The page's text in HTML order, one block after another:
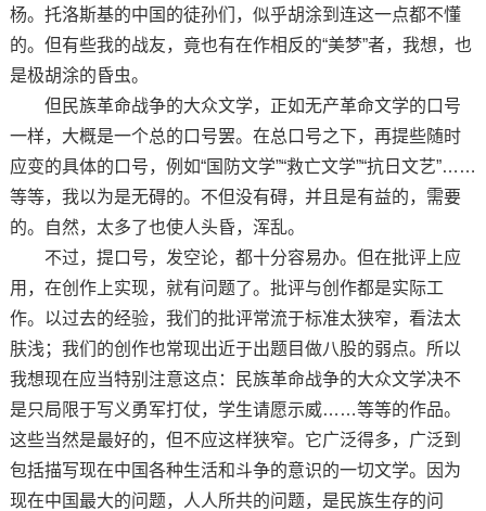
杨。托洛斯基的中国的徒孙们，似乎胡涂到连这一点都不懂
的。但有些我的战友，竟也有在作相反的“美梦”者，我想，也
是极胡涂的昏虫。
但民族革命战争的大众文学，正如无产革命文学的口号
一样，大概是一个总的口号罢。在总口号之下，再提些随时
应变的具体的口号，例如“国防文学”“救亡文学”“抗日文艺”……
等等，我以为是无碍的。不但没有碍，并且是有益的，需要
的。自然，太多了也使人头昏，浑乱。
不过，提口号，发空论，都十分容易办。但在批评上应
用，在创作上实现，就有问题了。批评与创作都是实际工
作。以过去的经验，我们的批评常流于标准太狭窄，看法太
肤浅；我们的创作也常现出近于出题目做八股的弱点。所以
我想现在应当特别注意这点：民族革命战争的大众文学决不
是只局限于写义勇军打仗，学生请愿示威……等等的作品。
这些当然是最好的，但不应这样狭窄。它广泛得多，广泛到
包括描写现在中国各种生活和斗争的意识的一切文学。因为
现在中国最大的问题，人人所共的问题，是民族生存的问